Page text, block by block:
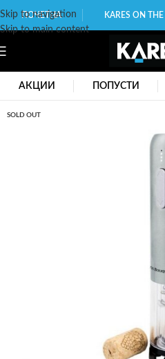
Skip to navigation
Skip to main content
ПОЧЕТНА KARES ON
АКЦИИ ПОПУСТИ
SOLD OUT